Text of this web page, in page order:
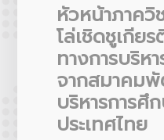
หัวหน้าภาควิ
โล่เชิดชูเกีย
ทางการบริห
จากสมาคม
บริหารการศึ
ประเทศไทย